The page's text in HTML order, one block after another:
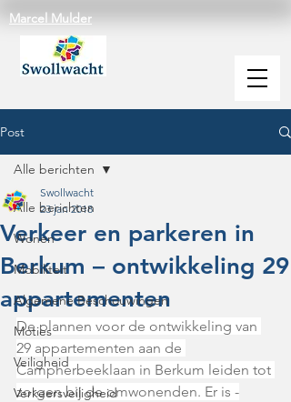
Marcel Mulder
Post
Alle berichten
Wonen
Mobiliteit
Algemene Beschouwingen
Moties
Veiligheid
Verkeersveiligheid
Alle berichten
Verkeer en parkeren in
Berkum – ontwikkeling 29
appartementen
Swollwacht
23 jan 2018
De plannen voor de ontwikkeling van
29 appartementen aan de
Campherbeeklaan in Berkum leiden tot
zorgen bij de omwonenden. Er is -